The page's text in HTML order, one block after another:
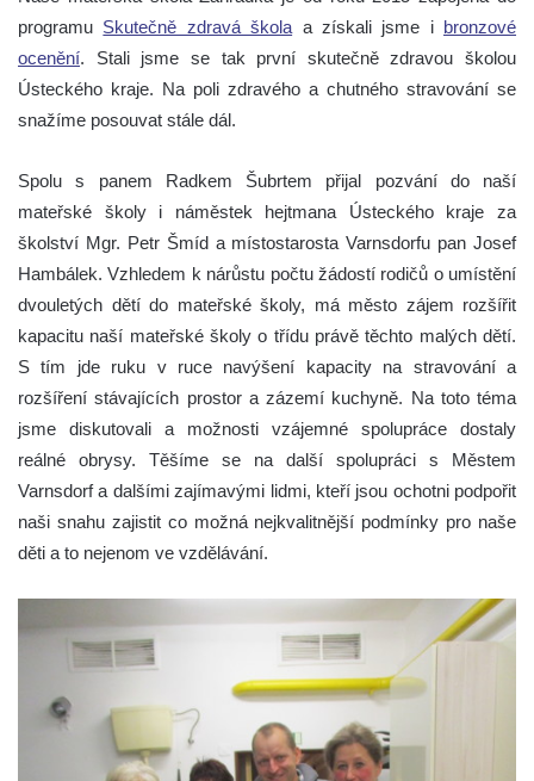
programu Skutečně zdravá škola a získali jsme i bronzové
ocenění. Stali jsme se tak první skutečně zdravou školou
Ústeckého kraje. Na poli zdravého a chutného stravování se
snažíme posouvat stále dál.
Spolu s panem Radkem Šubrtem přijal pozvání do naší
mateřské školy i náměstek hejtmana Ústeckého kraje za
školství Mgr. Petr Šmíd a místostarosta Varnsdorfu pan Josef
Hambálek. Vzhledem k nárůstu počtu žádostí rodičů o umístění
dvouletých dětí do mateřské školy, má město zájem rozšířit
kapacitu naší mateřské školy o třídu právě těchto malých dětí.
S tím jde ruku v ruce navýšení kapacity na stravování a
rozšíření stávajících prostor a zázemí kuchyně. Na toto téma
jsme diskutovali a možnosti vzájemné spolupráce dostaly
reálné obrysy. Těšíme se na další spolupráci s Městem
Varnsdorf a dalšími zajímavými lidmi, kteří jsou ochotni podpořit
naši snahu zajistit co možná nejkvalitnější podmínky pro naše
děti a to nejenom ve vzdělávání.